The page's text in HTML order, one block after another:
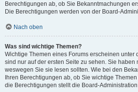
Berechtigungen ab, ob Sie Bekanntmachungen
Die Berechtigungen werden von der Board-
Nach oben
Was sind wichtige Themen?
Wichtige Themen eines Forums erscheinen unter
sind nur auf der ersten Seite zu sehen. Sie haben
weswegen Sie sie lesen sollten. Wie bei den
Ihren Berechtigungen ab, ob Sie wichtige
die Berechtigungen stellt die Board-